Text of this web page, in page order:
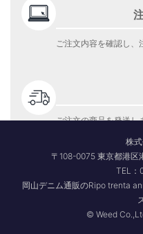
ご注文内容を確認し、
ご注文の商品を発送し
株
〒108-0075 東京都港区
TEL：
岡山デニム通販のRipo trenta
© Weed